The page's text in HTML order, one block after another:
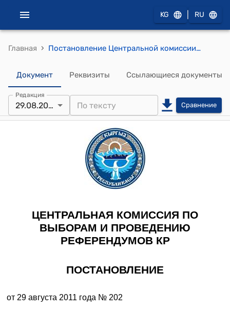
KG RU
Главная › Постановление Центральной комиссии по выборам и проведению референдумов КР от 29 августа 2011 года № 202 "О регистрации уполномоченных представителей кандидата на должность Президента Кыргызской Республики Калматова А.Б."
Документ Реквизиты Ссылающиеся документы
Редакция
29.08.2011 Сравнение